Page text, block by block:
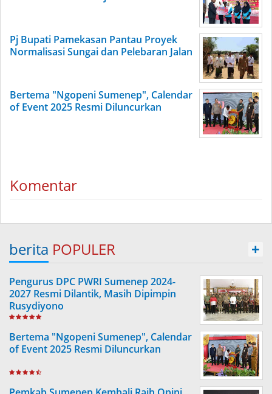
Pj Bupati Pamekasan Pantau Proyek
Normalisasi Sungai dan Pelebaran Jalan
Bertema "Ngopeni Sumenep", Calendar
of Event 2025 Resmi Diluncurkan
Komentar
berita POPULER +
Pengurus DPC PWRI Sumenep 2024-
2027 Resmi Dilantik, Masih Dipimpin
Rusydiyono
Bertema "Ngopeni Sumenep", Calendar
of Event 2025 Resmi Diluncurkan